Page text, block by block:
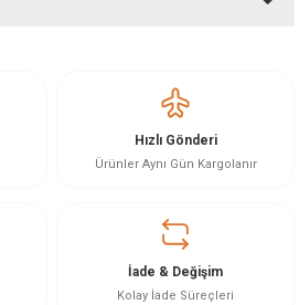
ederiz.
veya görüntülenemiyor.
olmalı.
Hızlı Gönderi
Ürünler Aynı Gün Kargolanır
İade & Değişim
Kolay İade Süreçleri